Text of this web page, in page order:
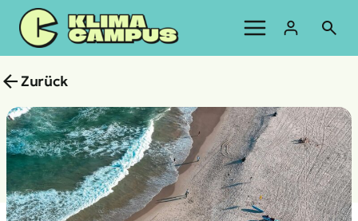
Zum
Inhalt
springen
Zurück